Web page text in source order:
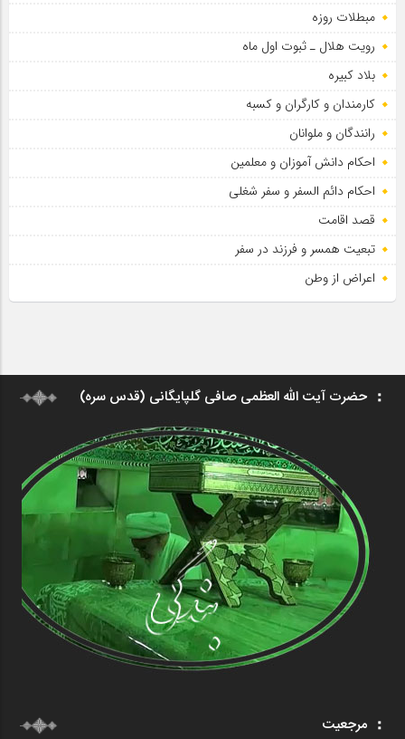
مبطلات روزه
رویت هلال ـ ثبوت اول ماه
بلاد کبیره
کارمندان و کارگران و کسبه
رانندگان و ملوانان
احکام دانش آموزان و معلمین
احکام دائم السفر و سفر شغلی
قصد اقامت
تبعیت همسر و فرزند در سفر
اعراض از وطن
حضرت آیت الله العظمی صافی گلپایگانی (قدس سره)
مرجعیت